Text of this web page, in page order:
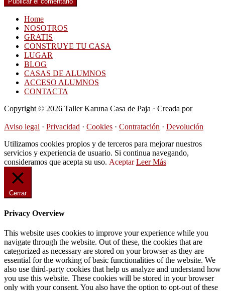
Home
NOSOTROS
GRATIS
CONSTRUYE TU CASA
LUGAR
BLOG
CASAS DE ALUMNOS
ACCESO ALUMNOS
CONTACTA
Copyright © 2026 Taller Karuna Casa de Paja · Creada por
Aviso legal · Privacidad · Cookies · Contratación · Devolución
Utilizamos cookies propios y de terceros para mejorar nuestros
servicios y experiencia de usuario. Si continua navegando,
consideramos que acepta su uso. Aceptar Leer Más
Cerrar
Privacy Overview
This website uses cookies to improve your experience while you
navigate through the website. Out of these, the cookies that are
categorized as necessary are stored on your browser as they are
essential for the working of basic functionalities of the website. We
also use third-party cookies that help us analyze and understand how
you use this website. These cookies will be stored in your browser
only with your consent. You also have the option to opt-out of these